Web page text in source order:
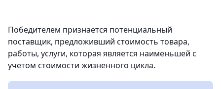
Победителем признается потенциальный
поставщик, предложивший стоимость товара,
работы, услуги, которая является наименьшей с
учетом стоимости жизненного цикла.